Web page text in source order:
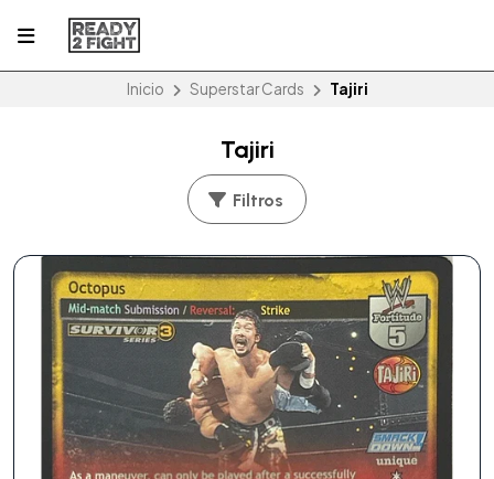
Inicio Superstar Cards Tajiri
Tajiri
Filtros